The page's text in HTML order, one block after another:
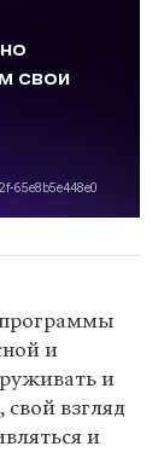
и
и
взгляд
и